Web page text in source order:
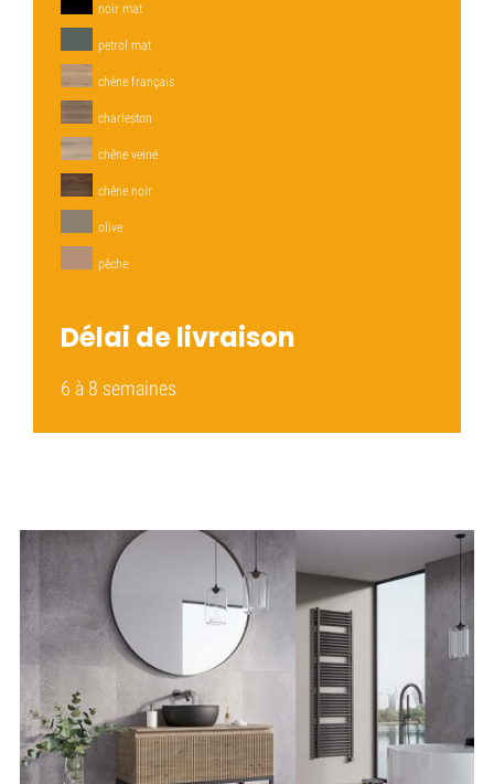
noir mat
petrol mat
chêne français
charleston
chêne veiné
chêne noir
olive
pêche
Délai de livraison
6 à 8 semaines